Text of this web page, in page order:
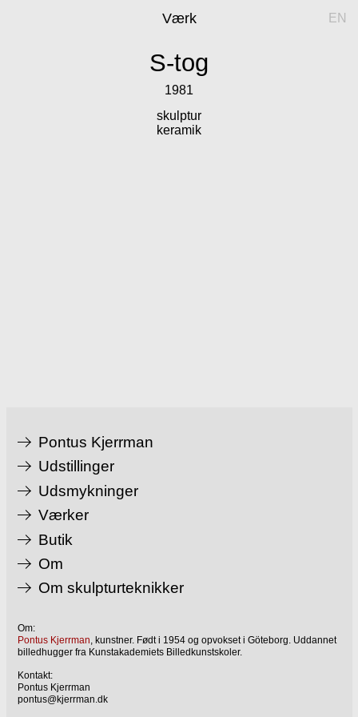
Værk EN
S-tog
1981
skulptur
keramik
Pontus Kjerrman
Udstillinger
Udsmykninger
Værker
Butik
Om
Om skulpturteknikker
Om:
Pontus Kjerrman, kunstner. Født i 1954 og opvokset i Göteborg. Uddannet
billedhugger fra Kunstakademiets Billedkunstskoler.
Kontakt:
Pontus Kjerrman
pontus@kjerrman.dk